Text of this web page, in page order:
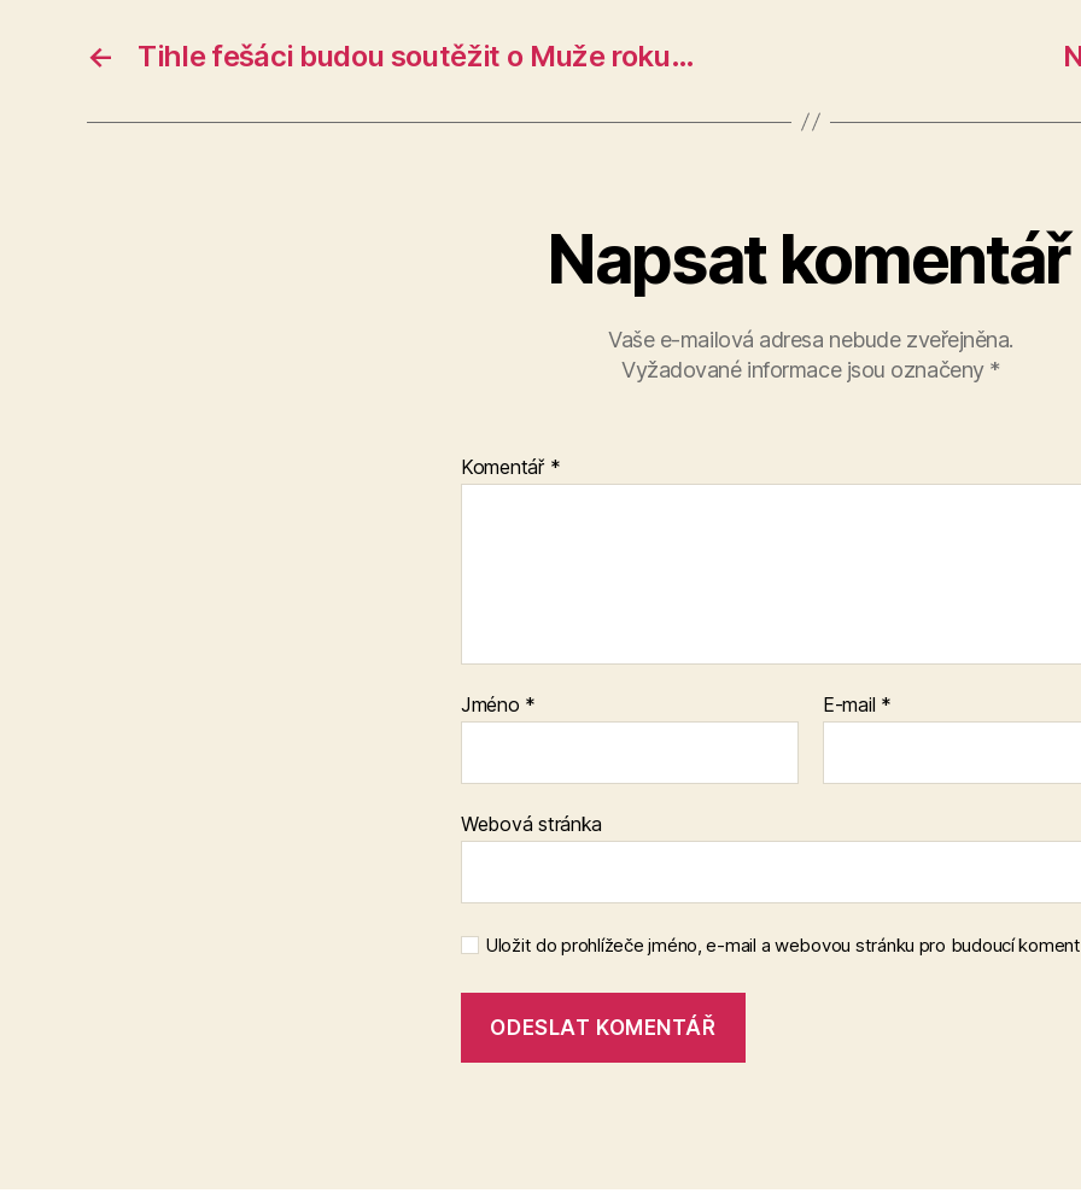
← Tihle fešáci budou soutěžit o Muže roku…
Napsat komentář
Vaše e-mailová adresa nebude zveřejněna.
Vyžadované informace jsou označeny *
Komentář *
Jméno * E-mail *
Webová stránka
Uložit do prohlížeče jméno, e-mail a webovou stránku pro budoucí